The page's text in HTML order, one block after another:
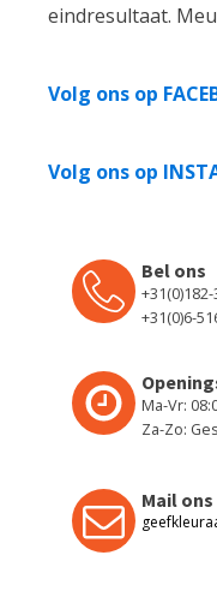
eindresultaat.
Volg ons op
Volg ons op
Bel ons
+31(0)6-
Ma-Vr:
Za-Zo:
Mail ons